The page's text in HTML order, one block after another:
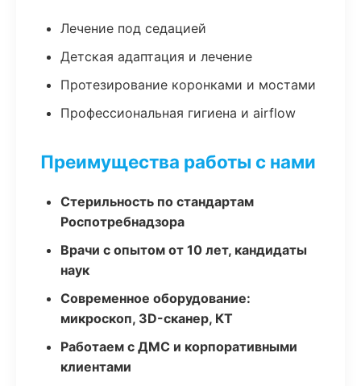
Лечение под седацией
Детская адаптация и лечение
Протезирование коронками и мостами
Профессиональная гигиена и airflow
Преимущества работы с нами
Стерильность по стандартам
Роспотребнадзора
Врачи с опытом от 10 лет, кандидаты
наук
Современное оборудование:
микроскоп, 3D-сканер, КТ
Работаем с ДМС и корпоративными
клиентами